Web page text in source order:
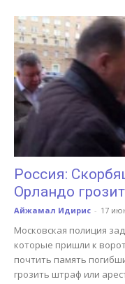
Россия:
Орландо
Айжамал Идирис - 17
Московская полиция
которые пришли к
почтить память
грозить штраф или